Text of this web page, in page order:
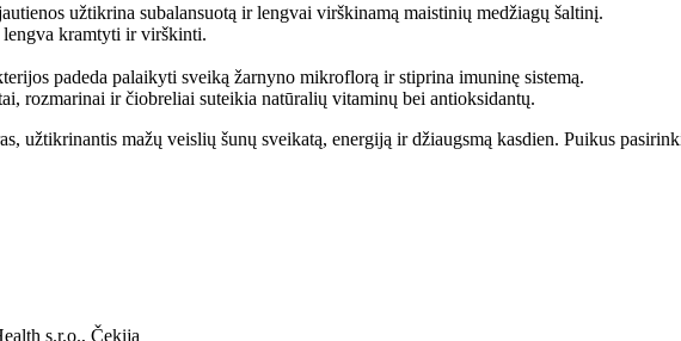
užtikrina subalansuotą ir lengvai virškinamą maistinių medžiagų šaltinį.
lengva kramtyti ir virškinti.
padeda palaikyti sveiką žarnyno mikroflorą ir stiprina imuninę sistemą.
rozmarinai ir čiobreliai suteikia natūralių vitaminų bei antioksidantų.
užtikrinantis mažų veislių šunų sveikatą, energiją ir džiaugsmą kasdien. Puikus
s.r.o., Čekija